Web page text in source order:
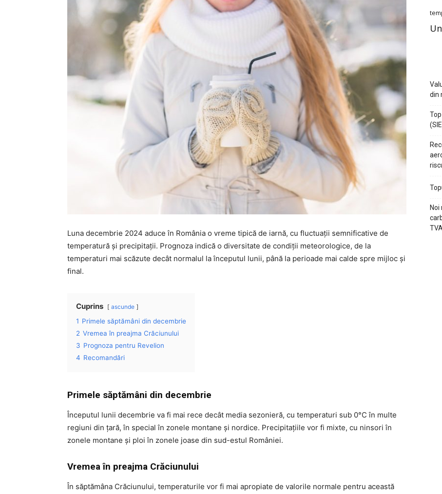
Luna decembrie 2024 aduce în România o vreme tipică de iarnă, cu fluctuații semnificative de
temperatură și precipitații. Prognoza indică o diversitate de condiții meteorologice, de la
temperaturi mai scăzute decât normalul la începutul lunii, până la perioade mai calde spre mijloc și
final.
Cuprins ascunde
1 Primele săptămâni din decembrie
2 Vremea în preajma Crăciunului
3 Prognoza pentru Revelion
4 Recomandări
Primele săptămâni din decembrie
Începutul lunii decembrie va fi mai rece decât media sezonieră, cu temperaturi sub 0°C în multe
regiuni din țară, în special în zonele montane și nordice. Precipitațiile vor fi mixte, cu ninsori în
zonele montane și ploi în zonele joase din sud-estul României.
Vremea în preajma Crăciunului
În săptămâna Crăciunului, temperaturile vor fi mai apropiate de valorile normale pentru această
din